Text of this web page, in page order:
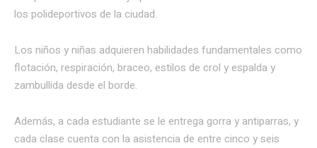
los polideportivos de la ciudad.
Los niños y niñas adquieren habilidades fundamentales como
flotación, respiración, braceo, estilos de crol y espalda y
zambullida desde el borde.
Además, a cada estudiante se le entrega gorra y antiparras, y
cada clase cuenta con la asistencia de entre cinco y seis